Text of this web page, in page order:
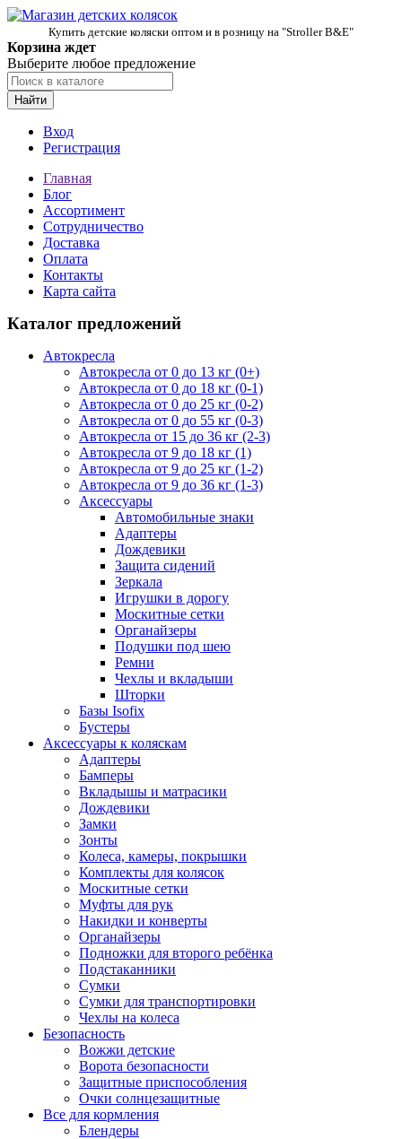
Купить детские коляски оптом и в розницу на "Stroller B&E"
Корзина ждет
Выберите любое предложение
Найти
Вход
Регистрация
Главная
Блог
Ассортимент
Сотрудничество
Доставка
Оплата
Контакты
Карта сайта
Каталог предложений
Автокресла
Автокресла от 0 до 13 кг (0+)
Автокресла от 0 до 18 кг (0-1)
Автокресла от 0 до 25 кг (0-2)
Автокресла от 0 до 55 кг (0-3)
Автокресла от 15 до 36 кг (2-3)
Автокресла от 9 до 18 кг (1)
Автокресла от 9 до 25 кг (1-2)
Автокресла от 9 до 36 кг (1-3)
Аксессуары
Автомобильные знаки
Адаптеры
Дождевики
Защита сидений
Зеркала
Игрушки в дорогу
Москитные сетки
Органайзеры
Подушки под шею
Ремни
Чехлы и вкладыши
Шторки
Базы Isofix
Бустеры
Аксессуары к коляскам
Адаптеры
Бамперы
Вкладышы и матрасики
Дождевики
Замки
Зонты
Колеса, камеры, покрышки
Комплекты для колясок
Москитные сетки
Муфты для рук
Накидки и конверты
Органайзеры
Подножки для второго ребёнка
Подстаканники
Сумки
Сумки для транспортировки
Чехлы на колеса
Безопасность
Вожжи детские
Ворота безопасности
Защитные приспособления
Очки солнцезащитные
Все для кормления
Блендеры